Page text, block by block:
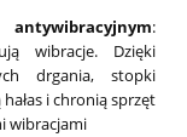
:
wibracje. Dzięki
drgania, stopki
i chronią sprzęt
wibracjami